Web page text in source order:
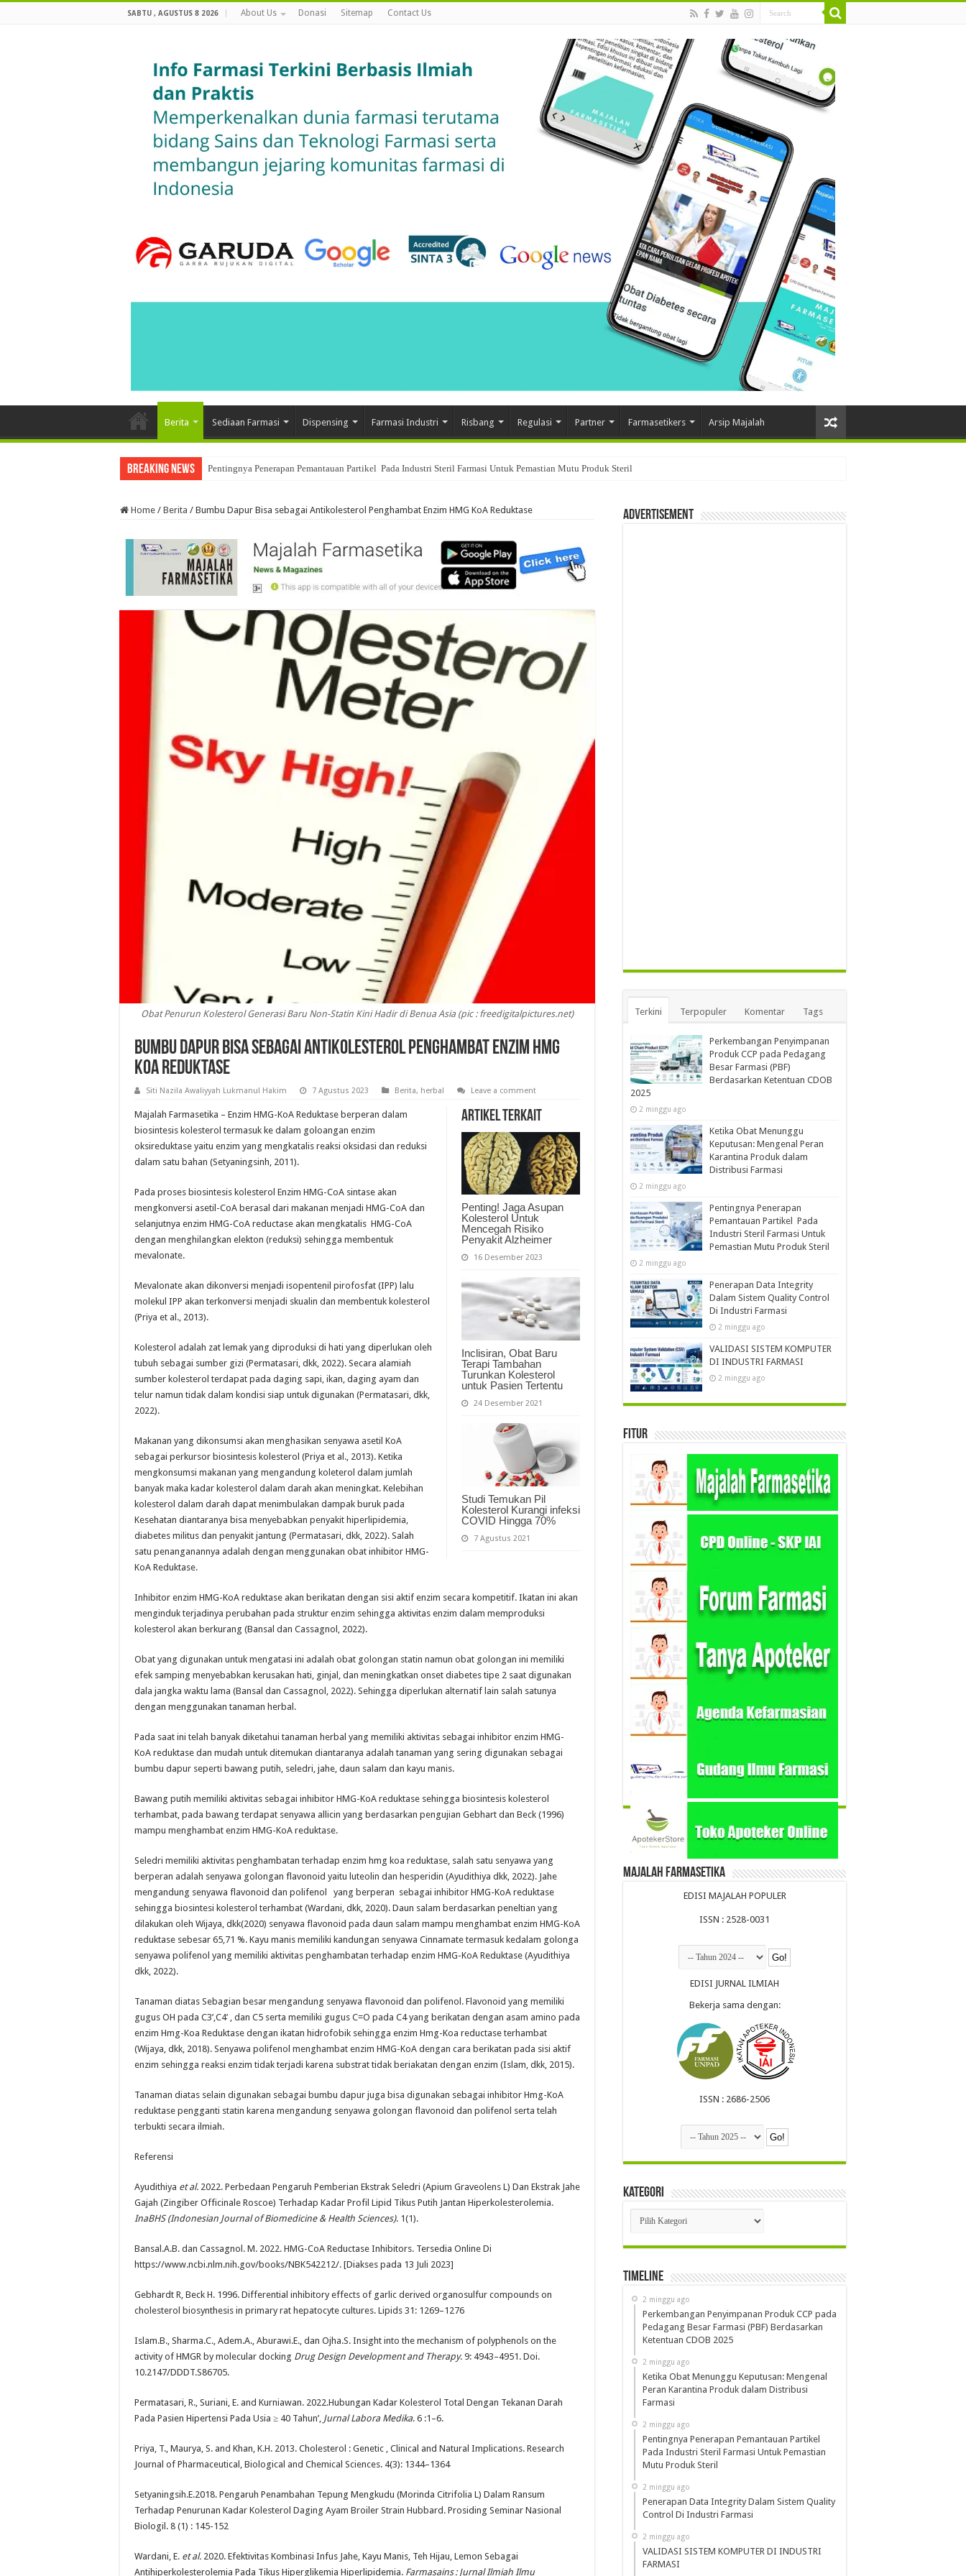
SABTU , AGUSTUS 8 2026 About Us Donasi Sitemap Contact Us
Berita Sediaan Farmasi Dispensing Farmasi Industri Risbang Regulasi Partner Farmasetikers Arsip Majalah
Breaking News Pentingnya Penerapan Pemantauan Partikel Pada Industri Steril Farmasi Untuk Pemastian Mutu Produk Steril
Penerapan Data Integrity Dalam Sistem Quality Control Di Industri Farmasi
Home / Berita / Bumbu Dapur Bisa sebagai Antikolesterol Penghambat Enzim HMG KoA Reduktase
Obat Penurun Kolesterol Generasi Baru Non-Statin Kini Hadir di Benua Asia (pic : freedigitalpictures.net)
Bumbu Dapur Bisa sebagai Antikolesterol Penghambat Enzim HMG
KoA Reduktase
Siti Nazila Awaliyyah Lukmanul Hakim 7 Agustus 2023 Berita, herbal Leave a comment
Artikel Terkait
Penting! Jaga Asupan
Kolesterol Untuk
Mencegah Risiko
Penyakit Alzheimer
16 Desember 2023
Inclisiran, Obat Baru
Terapi Tambahan
Turunkan Kolesterol
untuk Pasien Tertentu
24 Desember 2021
Studi Temukan Pil
Kolesterol Kurangi infeksi
COVID Hingga 70%
7 Agustus 2021
Majalah Farmasetika – Enzim HMG-KoA Reduktase berperan dalam
biosintesis kolesterol termasuk ke dalam goloangan enzim
oksireduktase yaitu enzim yang mengkatalis reaksi oksidasi dan reduksi
dalam satu bahan (Setyaningsinh, 2011).
Pada proses biosintesis kolesterol Enzim HMG-CoA sintase akan
mengkonversi asetil-CoA berasal dari makanan menjadi HMG-CoA dan
selanjutnya enzim HMG-CoA reductase akan mengkatalis HMG-CoA
dengan menghilangkan elekton (reduksi) sehingga membentuk
mevalonate.
Mevalonate akan dikonversi menjadi isopentenil pirofosfat (IPP) lalu
molekul IPP akan terkonversi menjadi skualin dan membentuk kolesterol
(Priya et al., 2013).
Kolesterol adalah zat lemak yang diproduksi di hati yang diperlukan oleh
tubuh sebagai sumber gizi (Permatasari, dkk, 2022). Secara alamiah
sumber kolesterol terdapat pada daging sapi, ikan, daging ayam dan
telur namun tidak dalam kondisi siap untuk digunakan (Permatasari, dkk,
2022).
Makanan yang dikonsumsi akan menghasikan senyawa asetil KoA
sebagai perkursor biosintesis kolesterol (Priya et al., 2013). Ketika
mengkonsumsi makanan yang mengandung koleterol dalam jumlah
banyak maka kadar kolesterol dalam darah akan meningkat. Kelebihan
kolesterol dalam darah dapat menimbulakan dampak buruk pada
Kesehatan diantaranya bisa menyebabkan penyakit hiperlipidemia,
diabetes militus dan penyakit jantung (Permatasari, dkk, 2022). Salah
satu penanganannya adalah dengan menggunakan obat inhibitor HMG-
KoA Reduktase.
Inhibitor enzim HMG-KoA reduktase akan berikatan dengan sisi aktif enzim secara kompetitif. Ikatan ini akan
menginduk terjadinya perubahan pada struktur enzim sehingga aktivitas enzim dalam memproduksi
kolesterol akan berkurang (Bansal dan Cassagnol, 2022).
Obat yang digunakan untuk mengatasi ini adalah obat golongan statin namun obat golongan ini memiliki
efek samping menyebabkan kerusakan hati, ginjal, dan meningkatkan onset diabetes tipe 2 saat digunakan
dala jangka waktu lama (Bansal dan Cassagnol, 2022). Sehingga diperlukan alternatif lain salah satunya
dengan menggunakan tanaman herbal.
Pada saat ini telah banyak diketahui tanaman herbal yang memiliki aktivitas sebagai inhibitor enzim HMG-
KoA reduktase dan mudah untuk ditemukan diantaranya adalah tanaman yang sering digunakan sebagai
bumbu dapur seperti bawang putih, seledri, jahe, daun salam dan kayu manis.
Bawang putih memiliki aktivitas sebagai inhibitor HMG-KoA reduktase sehingga biosintesis kolesterol
terhambat, pada bawang terdapat senyawa allicin yang berdasarkan pengujian Gebhart dan Beck (1996)
mampu menghambat enzim HMG-KoA reduktase.
Seledri memiliki aktivitas penghambatan terhadap enzim hmg koa reduktase, salah satu senyawa yang
berperan adalah senyawa golongan flavonoid yaitu luteolin dan hesperidin (Ayudithiya dkk, 2022). Jahe
mengandung senyawa flavonoid dan polifenol yang berperan sebagai inhibitor HMG-KoA reduktase
sehingga biosintesi kolesterol terhambat (Wardani, dkk, 2020). Daun salam berdasarkan peneltian yang
dilakukan oleh Wijaya, dkk(2020) senyawa flavonoid pada daun salam mampu menghambat enzim HMG-KoA
reduktase sebesar 65,71 %. Kayu manis memiliki kandungan senyawa Cinnamate termasuk kedalam golonga
senyawa polifenol yang memiliki aktivitas penghambatan terhadap enzim HMG-KoA Reduktase (Ayudithiya
dkk, 2022).
Tanaman diatas Sebagian besar mengandung senyawa flavonoid dan polifenol. Flavonoid yang memiliki
gugus OH pada C3’,C4’ , dan C5 serta memiliki gugus C=O pada C4 yang berikatan dengan asam amino pada
enzim Hmg-Koa Reduktase dengan ikatan hidrofobik sehingga enzim Hmg-Koa reductase terhambat
(Wijaya, dkk, 2018). Senyawa polifenol menghambat enzim HMG-KoA dengan cara berikatan pada sisi aktif
enzim sehingga reaksi enzim tidak terjadi karena substrat tidak beriakatan dengan enzim (Islam, dkk, 2015).
Tanaman diatas selain digunakan sebagai bumbu dapur juga bisa digunakan sebagai inhibitor Hmg-KoA
reduktase pengganti statin karena mengandung senyawa golongan flavonoid dan polifenol serta telah
terbukti secara ilmiah.
Referensi
Ayudithiya et al. 2022. Perbedaan Pengaruh Pemberian Ekstrak Seledri (Apium Graveolens L) Dan Ekstrak Jahe
Gajah (Zingiber Officinale Roscoe) Terhadap Kadar Profil Lipid Tikus Putih Jantan Hiperkolesterolemia.
InaBHS (Indonesian Journal of Biomedicine & Health Sciences). 1(1).
Bansal.A.B. dan Cassagnol. M. 2022. HMG-CoA Reductase Inhibitors. Tersedia Online Di
https://www.ncbi.nlm.nih.gov/books/NBK542212/. [Diakses pada 13 Juli 2023]
Gebhardt R, Beck H. 1996. Differential inhibitory effects of garlic derived organosulfur compounds on
cholesterol biosynthesis in primary rat hepatocyte cultures. Lipids 31: 1269–1276
Islam.B., Sharma.C., Adem.A., Aburawi.E., dan Ojha.S. Insight into the mechanism of polyphenols on the
activity of HMGR by molecular docking Drug Design Development and Therapy. 9: 4943–4951. Doi.
10.2147/DDDT.S86705.
Permatasari, R., Suriani, E. and Kurniawan. 2022.Hubungan Kadar Kolesterol Total Dengan Tekanan Darah
Pada Pasien Hipertensi Pada Usia ≥ 40 Tahun’, Jurnal Labora Medika. 6 :1–6.
Priya, T., Maurya, S. and Khan, K.H. 2013. Cholesterol : Genetic , Clinical and Natural Implications. Research
Journal of Pharmaceutical, Biological and Chemical Sciences. 4(3): 1344–1364
Setyaningsih.E.2018. Pengaruh Penambahan Tepung Mengkudu (Morinda Citrifolia L) Dalam Ransum
Terhadap Penurunan Kadar Kolesterol Daging Ayam Broiler Strain Hubbard. Prosiding Seminar Nasional
Biologil. 8 (1) : 145-152
Wardani, E. et al. 2020. Efektivitas Kombinasi Infus Jahe, Kayu Manis, Teh Hijau, Lemon Sebagai
Antihiperkolesterolemia Pada Tikus Hiperglikemia Hiperlipidemia. Farmasains : Jurnal Ilmiah Ilmu
Advertisement
Terkini Terpopuler Komentar Tags
Perkembangan Penyimpanan
Produk CCP pada Pedagang
Besar Farmasi (PBF)
Berdasarkan Ketentuan CDOB
2025
2 minggu ago
Ketika Obat Menunggu
Keputusan: Mengenal Peran
Karantina Produk dalam
Distribusi Farmasi
2 minggu ago
Pentingnya Penerapan
Pemantauan Partikel Pada
Industri Steril Farmasi Untuk
Pemastian Mutu Produk Steril
2 minggu ago
Penerapan Data Integrity
Dalam Sistem Quality Control
Di Industri Farmasi
2 minggu ago
VALIDASI SISTEM KOMPUTER
DI INDUSTRI FARMASI
2 minggu ago
Fitur
Majalah Farmasetika
EDISI MAJALAH POPULER
ISSN : 2528-0031
EDISI JURNAL ILMIAH
Bekerja sama dengan:
ISSN : 2686-2506
Kategori
Kategori
Timeline
2 minggu ago
Perkembangan Penyimpanan Produk CCP pada
Pedagang Besar Farmasi (PBF) Berdasarkan
Ketentuan CDOB 2025
2 minggu ago
Ketika Obat Menunggu Keputusan: Mengenal
Peran Karantina Produk dalam Distribusi
Farmasi
2 minggu ago
Pentingnya Penerapan Pemantauan Partikel
Pada Industri Steril Farmasi Untuk Pemastian
Mutu Produk Steril
2 minggu ago
Penerapan Data Integrity Dalam Sistem Quality
Control Di Industri Farmasi
2 minggu ago
VALIDASI SISTEM KOMPUTER DI INDUSTRI
FARMASI